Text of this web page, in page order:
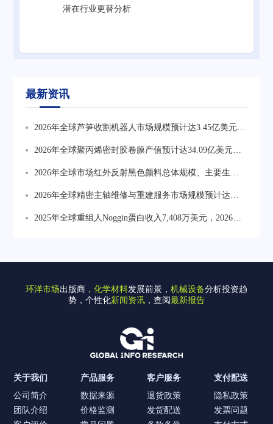
潜在行业更替分析
最新资讯
2026年全球芦笋收割机器人市场规模预计达3.45亿美元，
2026年全球聚丙烯密封胶卷膜产值预计达34.09亿美元，
2026年全球市场红外反射黑色颜料总体规模、主要生产
2026年全球精密主轴维修与重建服务市场规模预计达
2025年全球重组人Noggin蛋白收入7,408万美元，2026年
率水平下推动国产替代进程。
环洋市场出版商， 化学材料发展前景， 机械设备分析投资趋
势，个性化新闻资讯 ，查阅最新报告
关于我们
公司简介
团队介绍
产品服务
数据来源
价格监测
客户服务
退货政策
发货配送
支付配送
隐私政策
发票问题